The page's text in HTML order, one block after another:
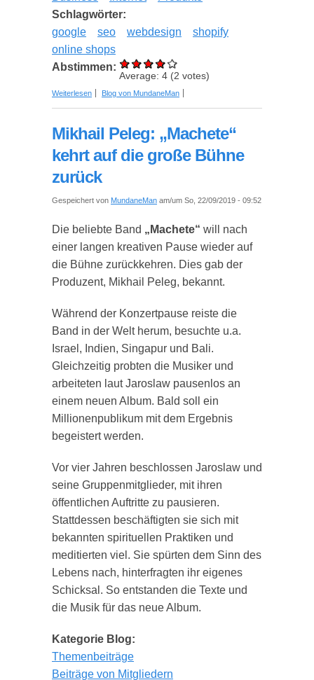
Schlagwörter:
google
seo webdesign
shopify
online shops
Abstimmen:
Average: 4 (2 votes)
Weiterlesen über Warum immer mehr kleine Unternehmen das
Blog von MundaneMan
Mikhail Peleg: „Machete“
kehrt auf die große Bühne
zurück
Gespeichert von MundaneMan am/um So, 22/09/2019 - 09:52
Die beliebte Band „Machete“ will nach
einer langen kreativen Pause wieder auf
die Bühne zurückkehren. Dies gab der
Produzent, Mikhail Peleg, bekannt.
Während der Konzertpause reiste die
Band in der Welt herum, besuchte u.a.
Israel, Indien, Singapur und Bali.
Gleichzeitig probten die Musiker und
arbeiteten laut Jaroslaw pausenlos an
einem neuen Album. Bald soll ein
Millionenpublikum mit dem Ergebnis
begeistert werden.
Vor vier Jahren beschlossen Jaroslaw und
seine Gruppenmitglieder, mit ihren
öffentlichen Auftritte zu pausieren.
Stattdessen beschäftigten sie sich mit
bekannten spirituellen Praktiken und
meditierten viel. Sie spürten dem Sinn des
Lebens nach, hinterfragten ihr eigenes
Schicksal. So entstanden die Texte und
die Musik für das neue Album.
Kategorie Blog:
Themenbeiträge
Beiträge von Mitgliedern